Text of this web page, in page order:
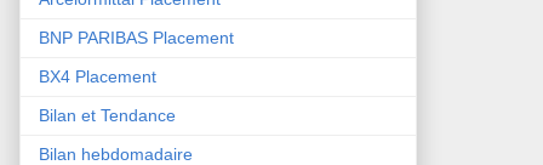
BNP PARIBAS Placement
BX4 Placement
Bilan et Tendance
Bilan hebdomadaire